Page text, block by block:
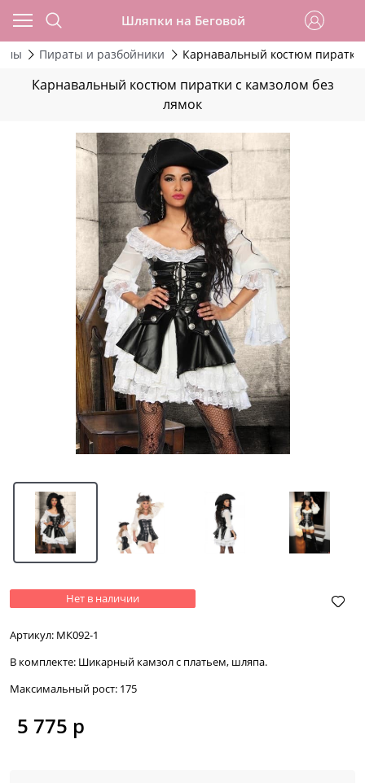
Шляпки на Беговой
Пираты и разбойники Карнавальный костюм пиратки
Карнавальный костюм пиратки с камзолом без
лямок
Нет в наличии
Артикул: МК092-1
В комплекте: Шикарный камзол с платьем, шляпа.
Максимальный рост: 175
5 775 р